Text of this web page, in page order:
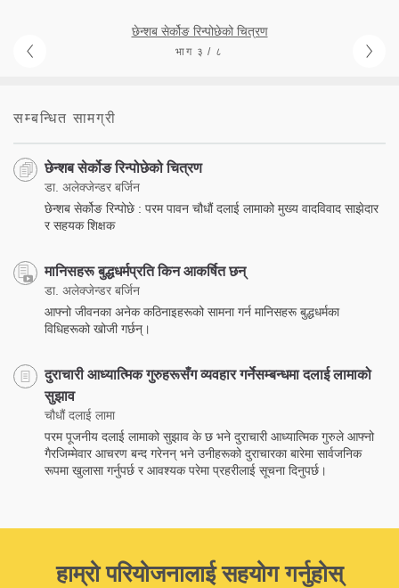
छेन्शब सेर्कोङ रिन्पोछेको चित्रण
भाग ३ / ८
सम्बन्धित सामग्री
छेन्शब सेर्कोङ रिन्पोछेको चित्रण
डा. अलेक्जेन्डर बर्जिन
छेन्शब सेर्कोङ रिन्पोछे : परम पावन चौधौं दलाई लामाको मुख्य वादविवाद साझेदार
र सहयक शिक्षक
मानिसहरू बुद्धधर्मप्रति किन आकर्षित छन्
डा. अलेक्जेन्डर बर्जिन
आफ्नो जीवनका अनेक कठिनाइहरूको सामना गर्न मानिसहरू बुद्धधर्मका
विधिहरूको खोजी गर्छन्।
दुराचारी आध्यात्मिक गुरुहरूसँग व्यवहार गर्नेसम्बन्धमा दलाई लामाको
सुझाव
चौधौं दलाई लामा
परम पूजनीय दलाई लामाको सुझाव के छ भने दुराचारी आध्यात्मिक गुरुले आफ्नो
गैरजिम्मेवार आचरण बन्द गरेनन् भने उनीहरूको दुराचारका बारेमा सार्वजनिक
रूपमा खुलासा गर्नुपर्छ र आवश्यक परेमा प्रहरीलाई सूचना दिनुपर्छ।
हाम्रो परियोजनालाई सहयोग गर्नुहोस्